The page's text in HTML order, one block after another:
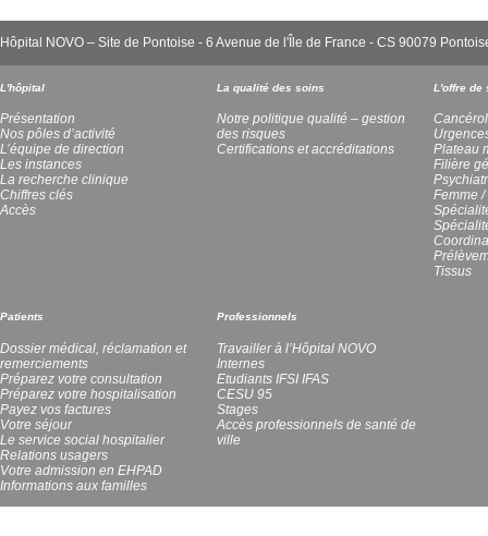
Hôpital NOVO – Site de Pontoise - 6 Avenue de l'Île de France - CS 90079
L'hôpital
Présentation
Nos pôles d’activité
L’équipe de direction
Les instances
La recherche clinique
Chiffres clés
Accès
La qualité des soins
Notre politique qualité – gestion
des risques
Certifications et accréditations
L'offre de
Plateau
Filière
Femme /
Tissus
Patients
Dossier médical, réclamation et
remerciements
Préparez votre consultation
Préparez votre hospitalisation
Payez vos factures
Votre séjour
Le service social hospitalier
Relations usagers
Votre admission en EHPAD
Informations aux familles
Professionnels
Travailler à l’Hôpital NOVO
Internes
Etudiants IFSI IFAS
CESU 95
Stages
Accès professionnels de santé de
ville